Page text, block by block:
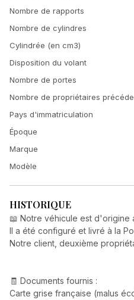
Nombre de rapports
Nombre de cylindres
Cylindrée (en cm3)
Disposition du volant
Nombre de portes
Nombre de propriétaires
Pays d'immatriculation
Époque
Marque
Modèle
HISTORIQUE
📖 Notre véhicule est d'origine
Il a été configuré et livré à la
Notre client, deuxième
🧾 Documents fournis :
Carte grise française (malus